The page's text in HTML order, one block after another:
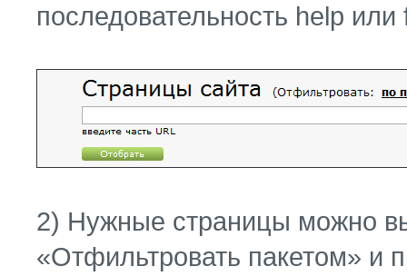
последовательность help или
2) Нужные страницы можно
«Отфильтровать пакетом» и